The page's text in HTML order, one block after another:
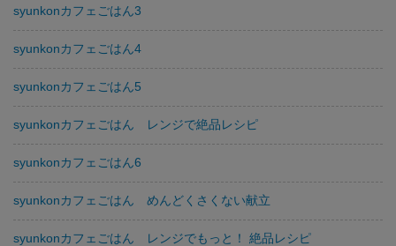
syunkonカフェごはん3
syunkonカフェごはん4
syunkonカフェごはん5
syunkonカフェごはん レンジで絶品レシピ
syunkonカフェごはん6
syunkonカフェごはん めんどくさくない献立
syunkonカフェごはん レンジでもっと！ 絶品レシピ